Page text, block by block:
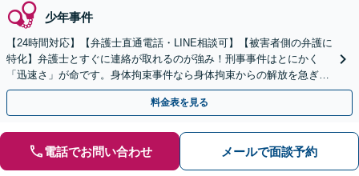
少年事件
【24時間対応】【弁護士直通電話・LINE相談可】【被害者側の弁護に
特化】弁護士とすぐに連絡が取れるのが強み！刑事事件はとにかく
「迅速さ」が命です。身体拘束事件なら身体拘束からの解放を急ぎま
す。示談交渉はお任せください。
料金表を見る
電話でお問い合わせ メールで面談予約